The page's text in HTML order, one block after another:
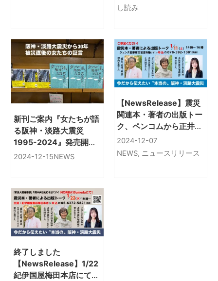
し読み
新刊ご案内『女たちが語
る阪神・淡路大震災
1995-2024』発売開
始。阪神・淡路大震災か
2024-12-15NEWS
【NewsRelease】震災
関連本・著者の出版トー
ク、ペンコムから正井禮
子さん「女たちが語る阪
神・淡路大震災 1995-
2024-12-07
NEWS, ニュースリリース
終了しました
【NewsRelease】1/22
紀伊国屋梅田本店にて：